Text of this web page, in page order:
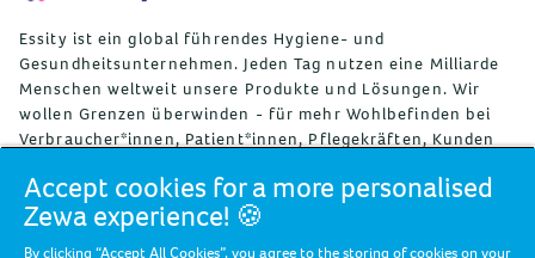
Essity ist ein global führendes Hygiene- und
Gesundheitsunternehmen. Jeden Tag nutzen eine Milliarde
Menschen weltweit unsere Produkte und Lösungen. Wir
wollen Grenzen überwinden - für mehr Wohlbefinden bei
Verbraucher*innen, Patient*innen, Pflegekräften, Kunden
Lösungen in rund 150 Ländern unter vielen starken
Marken, darunter die Weltmarktführer TENA und Tork, aber
auch bekannte Marken wie Actimove, Cutimed, JOBST, Knix,
Accept cookies for a more personalised
Zewa experience! 🍪
By clicking “Accept All Cookies”, you agree to the storing of cookies on your